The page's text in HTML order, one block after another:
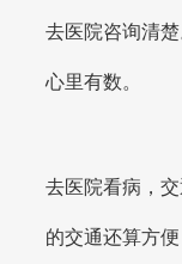
去医院咨询清
心里有数。
去医院看病，
的交通还算方便